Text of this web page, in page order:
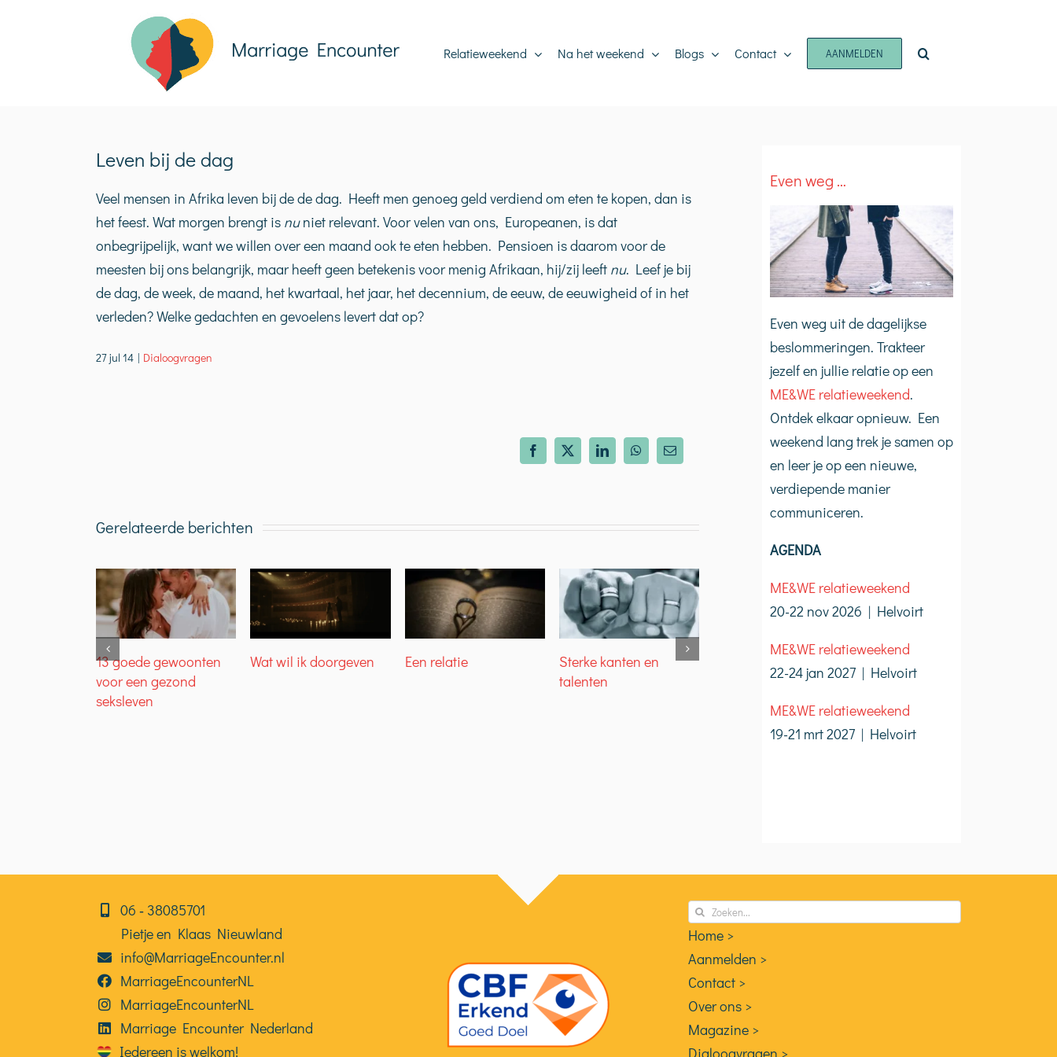
Relatieweekend Na het weekend Blogs Contact AANMELDEN
Leven bij de dag
Veel mensen in Afrika leven bij de de dag. Heeft men genoeg geld verdiend om eten te kopen, dan is
het feest. Wat morgen brengt is nuniet relevant. Voor velen van ons, Europeanen, is dat
onbegrijpelijk, want we willen over een maand ook te eten hebben. Pensioen is daarom voor de
meesten bij ons belangrijk, maar heeft geen betekenis voor menig Afrikaan, hij/zij leeft nu. Leef je bij
de dag, de week, de maand, het kwartaal, het jaar, het decennium, de eeuw, de eeuwigheid of in het
verleden? Welke gedachten en gevoelens levert dat op?
27 jul 14 | Dialoogvragen
Facebook
X LinkedInWhatsApp
E-
mail
Gerelateerde berichten
13 goede gewoonten
voor een gezond
seksleven
Wat wil ik doorgeven Een relatie
Sterke kanten en
talenten
Even weg …
Even weg uit de dagelijkse
beslommeringen. Trakteer
jezelf en jullie relatie op een
ME&WE relatieweekend.
Ontdek elkaar opnieuw. Een
weekend lang trek je samen op
en leer je op een nieuwe,
verdiepende manier
communiceren.
AGENDA
ME&WE relatieweekend
20-22 nov 2026 | Helvoirt
ME&WE relatieweekend
22-24 jan 2027 | Helvoirt
ME&WE relatieweekend
19-21 mrt 2027 | Helvoirt
06⁠⁠ ‑ 38085701
Pietje en Klaas Nieuwland
info@MarriageEncounter.nl
MarriageEncounterNL
MarriageEncounterNL
Marriage Encounter Nederland
Iedereen is welkom!
Zoeken
naar:
Home >
Aanmelden >
Contact >
Over ons >
Magazine >
Dialoogvragen >